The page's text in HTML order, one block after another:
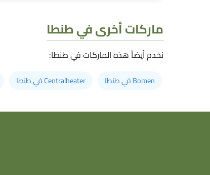
ماركات أخرى في طنطا
نخدم أيضاً هذه الماركات في طنطا:
Bomen في طنطا Centralheater في طنطا